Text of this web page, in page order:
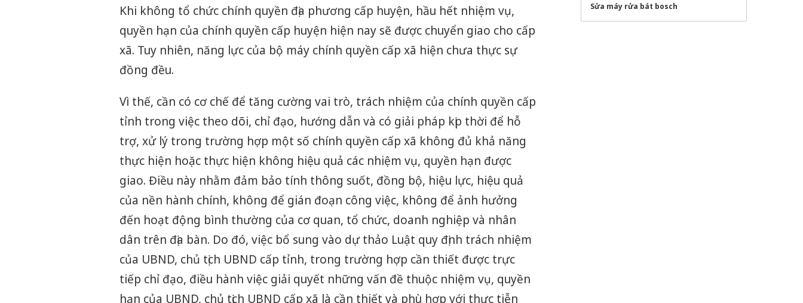
Khi không tổ chức chính quyền địa phương cấp huyện, hầu hết nhiệm vụ,
quyền hạn của chính quyền cấp huyện hiện nay sẽ được chuyển giao cho cấp
xã. Tuy nhiên, năng lực của bộ máy chính quyền cấp xã hiện chưa thực sự
đồng đều.
Vì thế, cần có cơ chế để tăng cường vai trò, trách nhiệm của chính quyền cấp
tỉnh trong việc theo dõi, chỉ đạo, hướng dẫn và có giải pháp kịp thời để hỗ
trợ, xử lý trong trường hợp một số chính quyền cấp xã không đủ khả năng
thực hiện hoặc thực hiện không hiệu quả các nhiệm vụ, quyền hạn được
giao. Điều này nhằm đảm bảo tính thông suốt, đồng bộ, hiệu lực, hiệu quả
của nền hành chính, không để gián đoạn công việc, không để ảnh hưởng
đến hoạt động bình thường của cơ quan, tổ chức, doanh nghiệp và nhân
dân trên địa bàn. Do đó, việc bổ sung vào dự thảo Luật quy định trách nhiệm
của UBND, chủ tịch UBND cấp tỉnh, trong trường hợp cần thiết được trực
tiếp chỉ đạo, điều hành việc giải quyết những vấn đề thuộc nhiệm vụ, quyền
hạn của UBND, chủ tịch UBND cấp xã là cần thiết và phù hợp với thực tiễn
Sửa máy rửa bát bosch